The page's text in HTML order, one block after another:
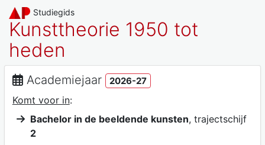
Studiegids
Kunsttheorie 1950 tot
heden
Academiejaar 2026-27
Komt voor in:
Bachelor in de beeldende kunsten, trajectschijf
2